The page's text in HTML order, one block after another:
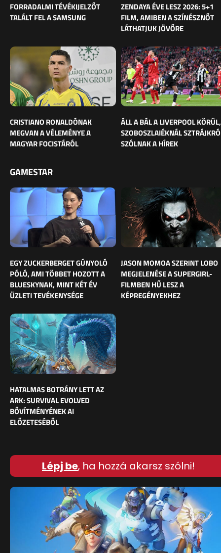
FORRADALMI TÉVÉKIJELZŐT
TALÁLT FEL A SAMSUNG
ZENDAYA ÉVE LESZ 2026: 5+1
FILM, AMIBEN A SZÍNÉSZNŐT
LÁTHATJUK JÖVŐRE
CRISTIANO RONALDÓNAK
MEGVAN A VÉLEMÉNYE A
MAGYAR FOCISTÁRÓL
ÁLL A BÁL A LIVERPOOL KÖRÜL,
SZOBOSZLAIÉKNÁL
SZÓLNAK A HÍREK
GAMESTAR
EGY ZUCKERBERGET GÚNYOLÓ
PÓLÓ, AMI TÖBBET HOZOTT A
BLUESKYNAK, MINT KÉT ÉV
ÜZLETI TEVÉKENYSÉGE
JASON MOMOA SZERINT LOBO
MEGJELENÉSE A SUPERGIRL-
FILMBEN HŰ LESZ A
KÉPREGÉNYEKHEZ
HATALMAS BOTRÁNY LETT AZ
ARK: SURVIVAL EVOLVED
BŐVÍTMÉNYÉNEK AI
ELŐZETESÉBŐL
Lépj be, ha hozzá akarsz szólni!